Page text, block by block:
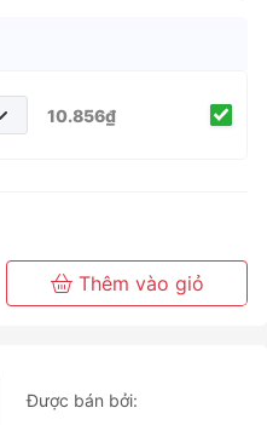
10.856₫
Thêm vào giỏ
Được bán bởi: